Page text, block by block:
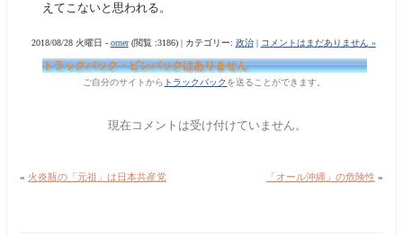
えてこないと思われる。
2018/08/28 火曜日 - orner(閲覧 :3186) | カテゴリー: 政治| コメントはまだありません »
トラックバック・ピンバックはありません
ご自分のサイトから トラックバック を送ることができます。
現在コメントは受け付けていません。
« 火炎瓶の「元祖」は日本共産党 「オール沖縄」の危険性 »